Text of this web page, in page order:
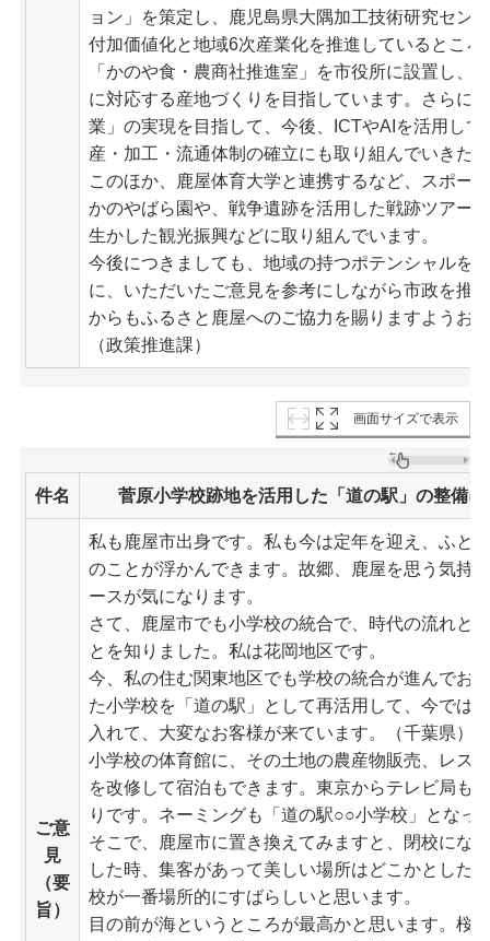
ョン」を策定し、鹿児島県大隅加工技術研究セン
付加価値化と地域6次産業化を推進しているとこ
「かのや食・農商社推進室」を市役所に設置し、
に対応する産地づくりを目指しています。さらに
業」の実現を目指して、今後、ICTやAIを活用し
産・加工・流通体制の確立にも取り組んでいきた
このほか、鹿屋体育大学と連携するなど、スポー
かのやばら園や、戦争遺跡を活用した戦跡ツアー
生かした観光振興などに取り組んでいます。
今後につきましても、地域の持つポテンシャルを
に、いただいたご意見を参考にしながら市政を推
からもふるさと鹿屋へのご協力を賜りますようお
（政策推進課）
画面サイズで表示
件名 菅原小学校跡地を活用した「道の駅」の整備
ご意
見
（要
旨）
私も鹿屋市出身です。私も今は定年を迎え、ふと
のことが浮かんできます。故郷、鹿屋を思う気持
ースが気になります。
さて、鹿屋市でも小学校の統合で、時代の流れと
とを知りました。私は花岡地区です。
今、私の住む関東地区でも学校の統合が進んでお
た小学校を「道の駅」として再活用して、今では
入れて、大変なお客様が来ています。（千葉県）
小学校の体育館に、その土地の農産物販売、レス
を改修して宿泊もできます。東京からテレビ局も
りです。ネーミングも「道の駅○○小学校」となっ
そこで、鹿屋市に置き換えてみますと、閉校にな
した時、集客があって美しい場所はどこかとした
校が一番場所的にすばらしいと思います。
目の前が海というところが最高かと思います。桜